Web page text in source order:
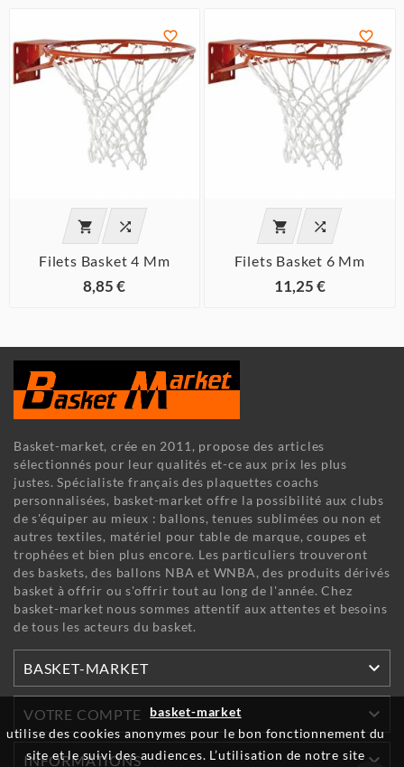
basket-market
utilise des cookies anonymes pour le bon fonctionnement du
site et le suivi des audiences. L’utilisation de notre site

 
Filets Basket 4 Mm
8,85 €

 
Filets Basket 6 Mm
11,25 €
Basket-market, crée en 2011, propose des articles
sélectionnés pour leur qualités et-ce aux prix les plus
justes. Spécialiste français des plaquettes coachs
personnalisées, basket-market offre la possibilité aux clubs
de s'équiper au mieux : ballons, tenues sublimées ou non et
autres textiles, matériel pour table de marque, coupes et
trophées et bien plus encore. Les particuliers trouveront
des baskets, des ballons NBA et WNBA, des produits dérivés
basket à offrir ou s'offrir tout au long de l'année. Chez
basket-market nous sommes attentif aux attentes et besoins
de tous les acteurs du basket.
BASKET-MARKET 
VOTRE COMPTE 
INFORMATIONS 